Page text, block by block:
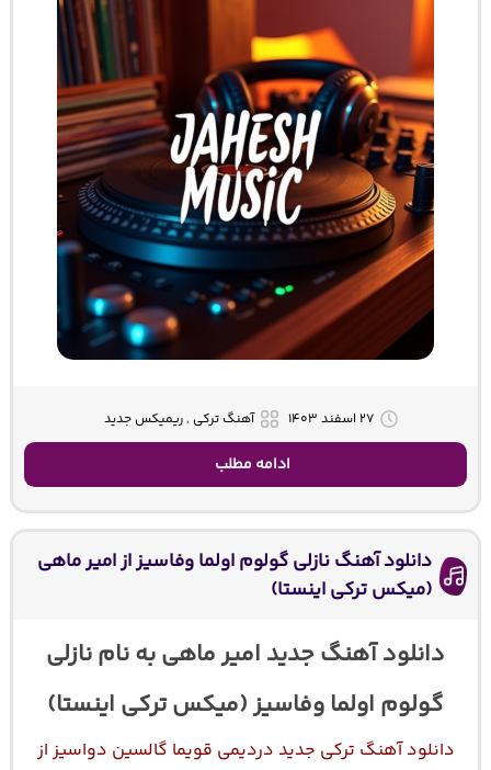
۲۷ اسفند ۱۴۰۳ آهنگ ترکی , ریمیکس جدید
ادامه مطلب
دانلود آهنگ نازلی گولوم اولما وفاسیز از امیر ماهی
(میکس ترکی اینستا)
دانلود آهنگ جدید امیر ماهی به نام نازلی
گولوم اولما وفاسیز (میکس ترکی اینستا)
دانلود آهنگ ترکی جدید دردیمی قویما گالسین دواسیز از